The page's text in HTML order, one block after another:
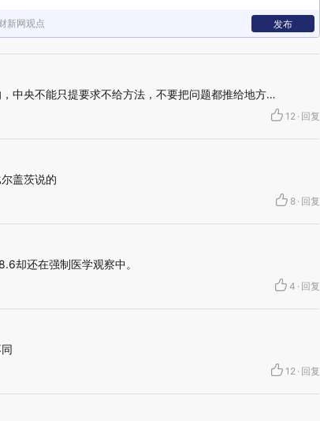
新网观点 发布
中央不能只提要求不给方法，不要把问题都推给地方…
12 · 回复
盖茨说的
8 · 回复
却还在强制医学观察中。
4 · 回复
12 · 回复